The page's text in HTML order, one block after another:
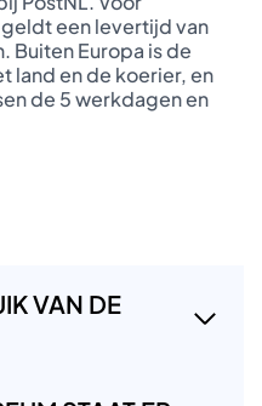
een levertijd van
Buiten Europa is de
land en de koerier, en
de 5 werkdagen en
VAN DE